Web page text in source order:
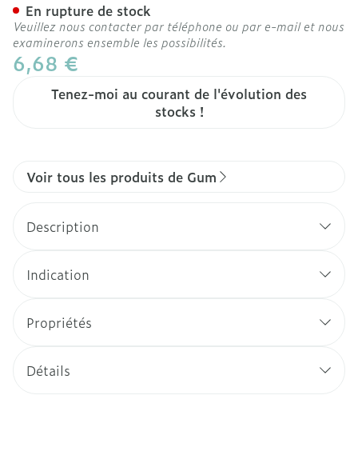
6,68 €
Tenez-moi au courant de l'évolution des
stocks !
En rupture de stock
Veuillez nous contacter par téléphone ou par e-mail et nous
examinerons ensemble les possibilités.
Voir tous les produits de Gum
Description
Indication
Propriétés
Détails